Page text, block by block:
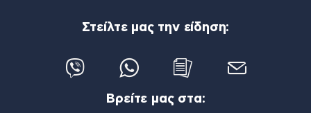
Στείλτε μας την είδηση:
Βρείτε μας στα: